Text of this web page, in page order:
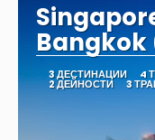
Bangkok
3 ДЕСТИНАЦИИ 4
2 ДЕЙНОСТИ 3